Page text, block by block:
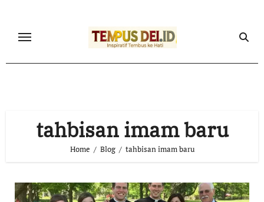
content
tahbisan imam baru
Home Blog tahbisan imam baru